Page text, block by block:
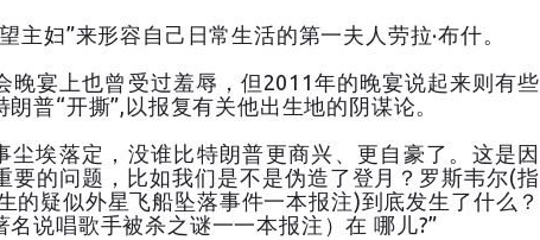
主妇”来形容自己日常生活的第一夫人劳拉·布什。
晚宴上也曾受过羞辱，但2011年的晚宴说起来则有些
普“开撕”,以报复有关他出生地的阴谋论。
尘埃落定，没谁比特朗普更商兴、更自豪了。这是因
要的问题，比如我们是不是伪造了登月？罗斯韦尔(指
的疑似外星飞船坠落事件一本报注)到底发生了什么？
说唱歌手被杀之谜一一本报注）在 哪儿?”